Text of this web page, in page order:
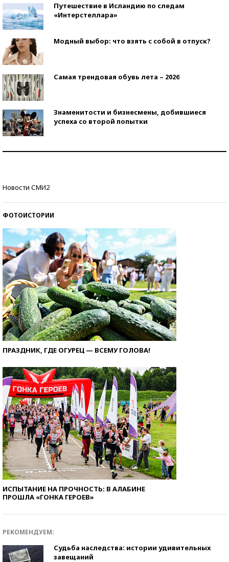
Путешествие в Исландию по следам
«Интерстеллара»
Модный выбор: что взять с собой в отпуск?
Самая трендовая обувь лета – 2026
Знаменитости и бизнесмены, добившиеся
успеха со второй попытки
Новости СМИ2
ФОТОИСТОРИИ
ПРАЗДНИК, ГДЕ ОГУРЕЦ — ВСЕМУ ГОЛОВА!
ИСПЫТАНИЕ НА ПРОЧНОСТЬ: В АЛАБИНЕ
ПРОШЛА «ГОНКА ГЕРОЕВ»
РЕКОМЕНДУЕМ:
Судьба наследства: истории удивительных
завещаний